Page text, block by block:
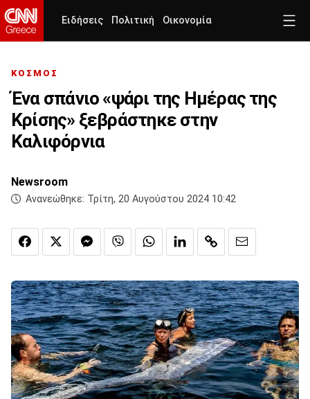
Ειδήσεις Πολιτική Οικονομία
ΚΟΣΜΟΣ
Ένα σπάνιο «ψάρι της Ημέρας της
Κρίσης» ξεβράστηκε στην
Καλιφόρνια
Newsroom
Ανανεώθηκε: Τρίτη, 20 Αυγούστου 2024 10:42